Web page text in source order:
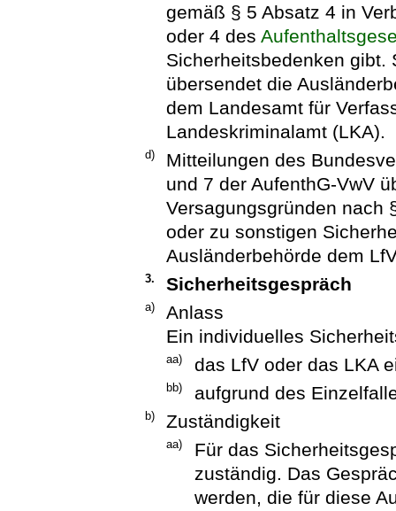
gemäß § 5 Absatz 4 in
oder 4 des
Sicherheitsbedenken gibt.
übersendet die
dem Landesamt für
Landeskriminalamt (LKA).
d)
Mitteilungen des
und 7 der AufenthG-VwV
Versagungsgründen nach
oder zu sonstigen
Ausländerbehörde dem
3. Sicherheitsgespräch
a)
Anlass
Ein individuelles
aa) das LfV oder das LKA
bb) aufgrund des
b) Zuständigkeit
aa)
Für das
zuständig. Das
werden, die für diese